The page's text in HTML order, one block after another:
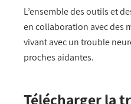
L’ensemble des outils et
en collaboration avec des
vivant avec un trouble
proches aidantes.
Télécharger la